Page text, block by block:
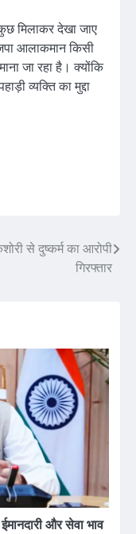
मिलाकर देखा जाए
आलाकमान किसी
जा रहा है। क्योंकि
व्यक्ति का मुद्दा
से दुष्कर्म का आरोपी
गिरफ्तार
और सेवा भाव